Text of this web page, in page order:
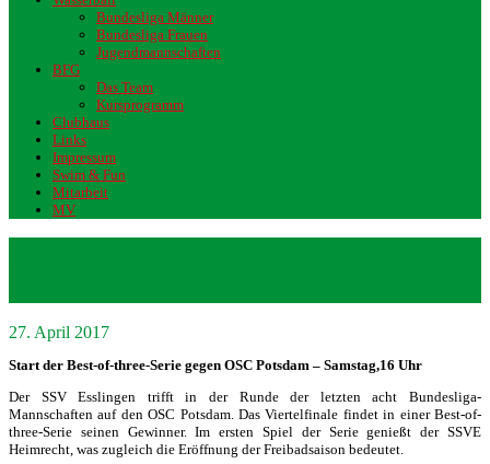
Bundesliga Männer
Bundesliga Frauen
Jugendmannschaften
BFG
Das Team
Kursprogramm
Clubhaus
Links
Impressum
Swim & Fun
Mitarbeit
MV
27. April 2017
Start der Best-of-three-Serie gegen OSC Potsdam – Samstag,16 Uhr
Der SSV Esslingen trifft in der Runde der letzten acht Bundesliga-
Mannschaften auf den OSC Potsdam. Das Viertelfinale findet in einer Best-of-
three-Serie seinen Gewinner. Im ersten Spiel der Serie genießt der SSVE
Heimrecht, was zugleich die Eröffnung der Freibadsaison bedeutet.